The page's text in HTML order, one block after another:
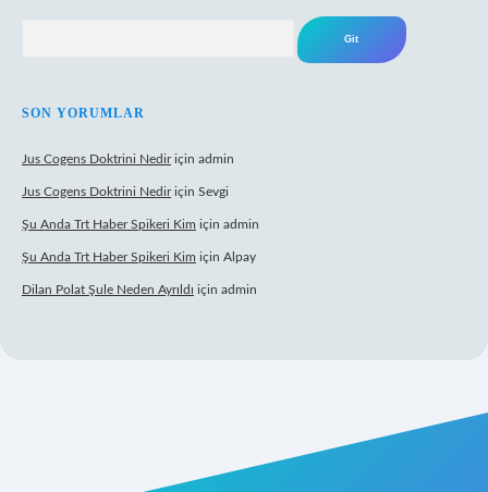
SON YORUMLAR
Jus Cogens Doktrini Nediriçin admin
Jus Cogens Doktrini Nediriçin Sevgi
Şu Anda Trt Haber Spikeri Kim için admin
Şu Anda Trt Haber Spikeri Kim için Alpay
Dilan Polat Şule Neden Ayrıldı için admin